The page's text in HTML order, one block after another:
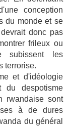
conception
du monde et se
donc pas
frileux ou
subissent les
terrorise.
et d'idéologie
du despotisme
rwandaise sont
à de dures
du général